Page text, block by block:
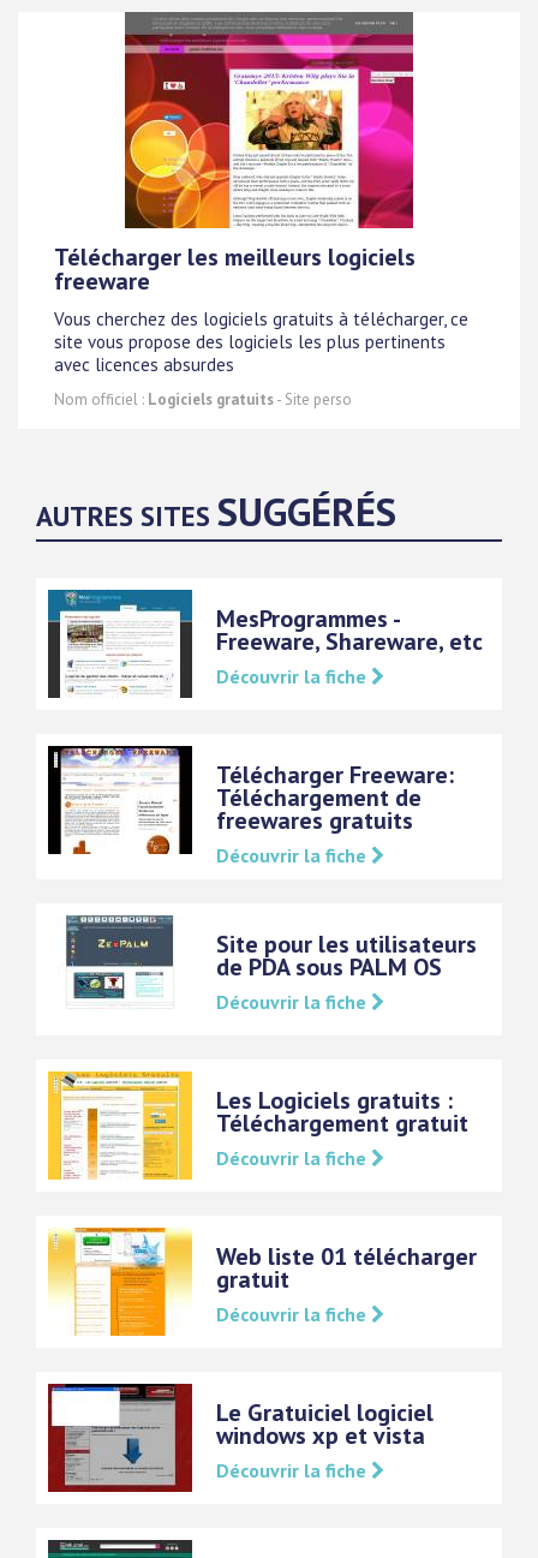
Télécharger les meilleurs logiciels
freeware
Vous cherchez des logiciels gratuits à télécharger, ce
site vous propose des logiciels les plus pertinents
avec licences absurdes
Nom officiel : Logiciels gratuits- Site perso
AUTRES SITES SUGGÉRÉS
MesProgrammes -
Freeware, Shareware, etc
Découvrir la fiche
Télécharger Freeware:
Téléchargement de
freewares gratuits
Découvrir la fiche
Site pour les utilisateurs
de PDA sous PALM OS
Découvrir la fiche
Les Logiciels gratuits :
Téléchargement gratuit
Découvrir la fiche
Web liste 01 télécharger
gratuit
Découvrir la fiche
Le Gratuiciel logiciel
windows xp et vista
Découvrir la fiche